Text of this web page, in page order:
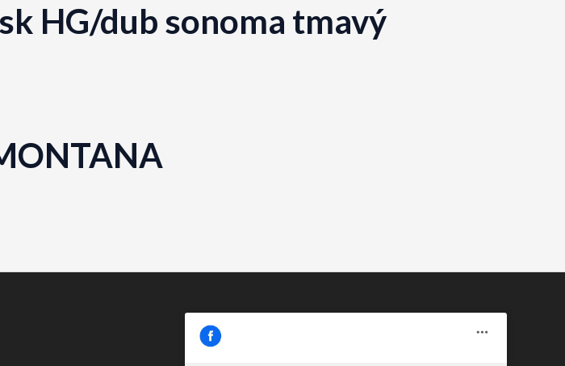
HG/dub sonoma tmavý